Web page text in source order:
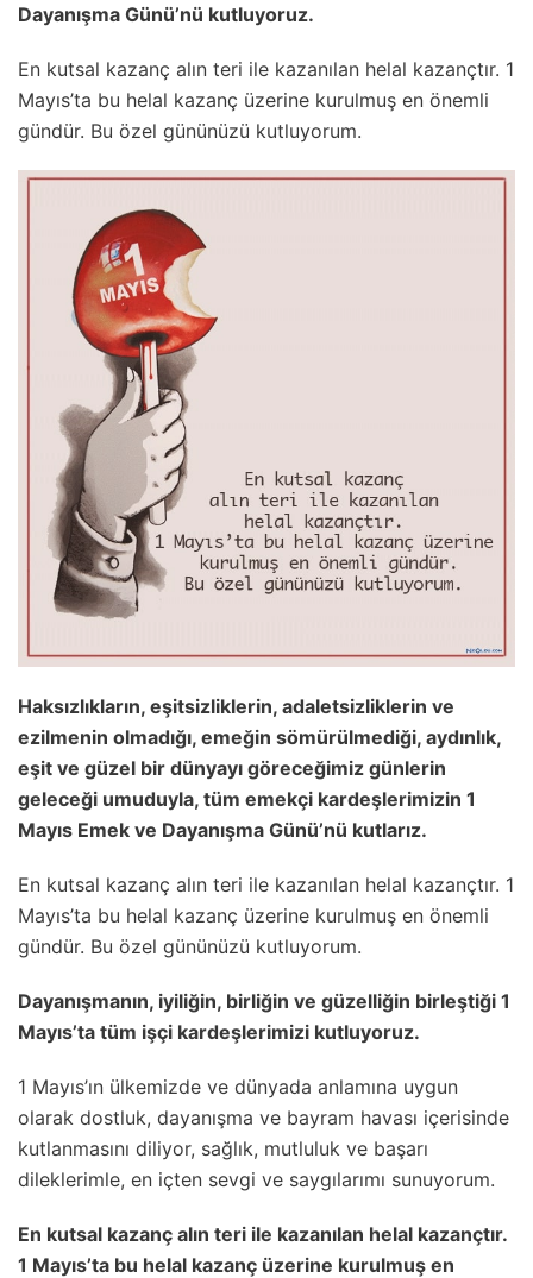
Dayanışma Günü’nü kutluyoruz.
En kutsal kazanç alın teri ile kazanılan helal kazançtır. 1
Mayıs’ta bu helal kazanç üzerine kurulmuş en önemli
gündür. Bu özel gününüzü kutluyorum.
Haksızlıkların, eşitsizliklerin, adaletsizliklerin ve
ezilmenin olmadığı, emeğin sömürülmediği, aydınlık,
eşit ve güzel bir dünyayı göreceğimiz günlerin
geleceği umuduyla, tüm emekçi kardeşlerimizin 1
Mayıs Emek ve Dayanışma Günü’nü kutlarız.
En kutsal kazanç alın teri ile kazanılan helal kazançtır. 1
Mayıs’ta bu helal kazanç üzerine kurulmuş en önemli
gündür. Bu özel gününüzü kutluyorum.
Dayanışmanın, iyiliğin, birliğin ve güzelliğin birleştiği 1
Mayıs’ta tüm işçi kardeşlerimizi kutluyoruz.
1 Mayıs’ın ülkemizde ve dünyada anlamına uygun
olarak dostluk, dayanışma ve bayram havası içerisinde
kutlanmasını diliyor, sağlık, mutluluk ve başarı
dileklerimle, en içten sevgi ve saygılarımı sunuyorum.
En kutsal kazanç alın teri ile kazanılan helal kazançtır.
1 Mayıs’ta bu helal kazanç üzerine kurulmuş en